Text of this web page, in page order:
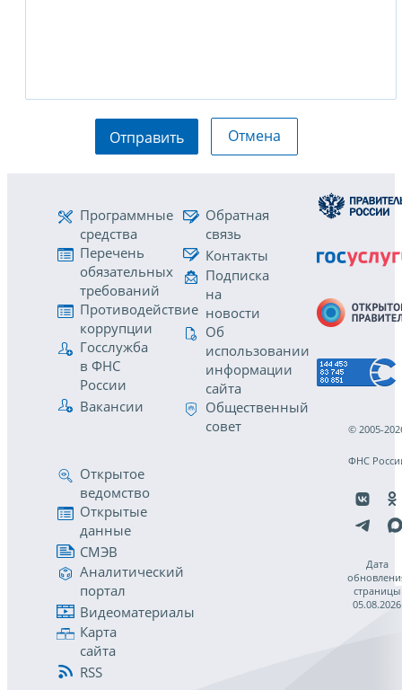
Отправить Отмена
Программные
средства
Перечень
обязательных
требований
Противодействие
коррупции
Госслужба
в ФНС
России
Вакансии
Обратная
связь
Контакты
Подписка
на
новости
Об
использовании
информации
сайта
Общественный
совет
Открытое
ведомство
Открытые
данные
СМЭВ
Аналитический
портал
Видеоматериалы
Карта
сайта
RSS
© 2005-
ФНС
Дата
страницы
05.08.2026